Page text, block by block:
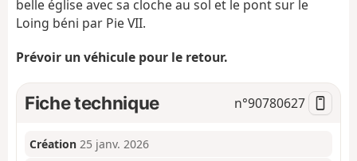
belle église avec sa cloche au sol et le pont sur le
Loing béni par Pie VII.
Prévoir un véhicule pour le retour.
Fiche technique n°90780627
Création 25 janv. 2026